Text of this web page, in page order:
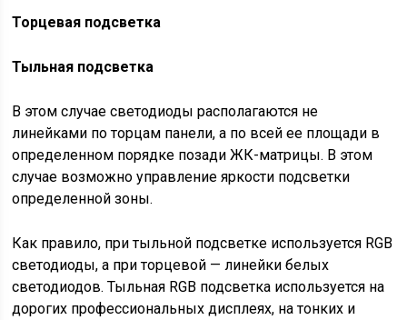
Торцевая подсветка
Тыльная подсветка
В этом случае светодиоды располагаются не
линейками по торцам панели, а по всей ее площади в
определенном порядке позади ЖК-матрицы. В этом
случае возможно управление яркости подсветки
определенной зоны.
Как правило, при тыльной подсветке используется RGB
светодиоды, а при торцевой — линейки белых
светодиодов. Тыльная RGB подсветка используется на
дорогих профессиональных дисплеях, на тонких и